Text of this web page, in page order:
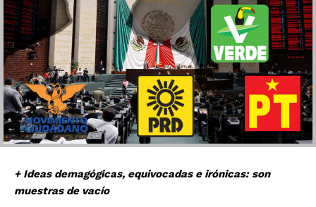
+ Ideas demagógicas, equivocadas e irónicas: son
muestras de vacío